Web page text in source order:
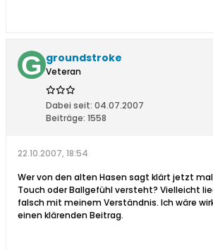
groundstroke
Veteran
Dabei seit: 04.07.2007
Beiträge: 1558
22.10.2007, 18:54
Wer von den alten Hasen sagt klärt jetzt
Touch oder Ballgefühl versteht? Vielleicht
falsch mit meinem Verständnis. Ich wäre
einen klärenden Beitrag.